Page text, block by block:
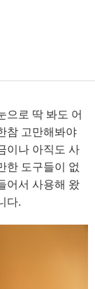
으로 딱 봐도 어
참 고만해봐야
이나 아직도 사
한 도구들이 없
어서 사용해 왔
다.